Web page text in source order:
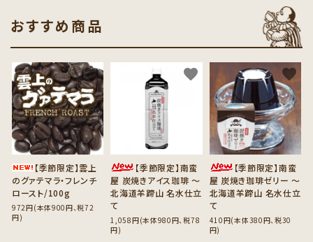
おすすめ商品
【季節限定】雲上
のグァテマラ・フレンチ
ロースト/100g
972円(本体900円、税72
円)
favorite
【季節限定】南蛮
屋 炭焼きアイス珈琲 ～
北海道羊蹄山 名水仕立
て
1,058円(本体980円、税78
円)
favorite
【季節限定】南蛮
屋 炭焼き珈琲ゼリー ～
北海道羊蹄山 名水仕立
て
410円(本体380円、税30
円)
favorite